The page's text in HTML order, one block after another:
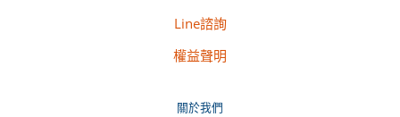
Line諮詢
權益聲明
關於我們